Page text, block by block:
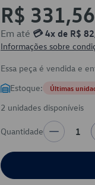
R$ 331,56
Em até 💳 4x de R$
Informações sobre
Essa peça é vendida e
Estoque: Últimas
2 unidades disponíveis
Quantidade 1